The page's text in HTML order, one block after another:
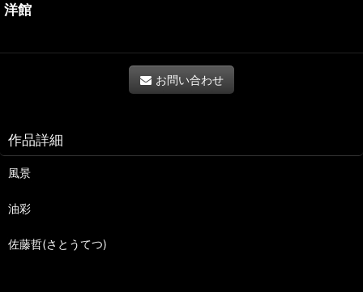
洋館
お問い合わせ
作品詳細
風景
油彩
佐藤哲(さとうてつ)